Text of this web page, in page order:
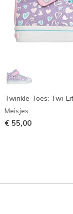
Twinkle Toes: Twi-
Meisjes
€ 55,00